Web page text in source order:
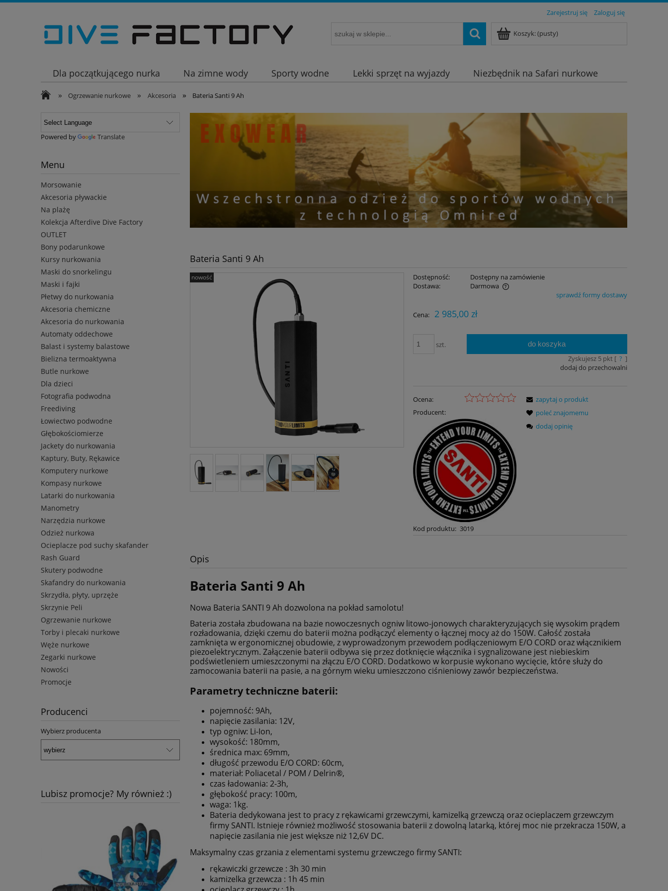
Zarejestruj się Zaloguj się
Koszyk:(pusty)
Dla początkującego nurka Na zimne wody Sporty wodne Lekki sprzęt na wyjazdy
Niezbędnik na Safari nurkowe
Wakacje
» Ogrzewanie nurkowe » Akcesoria » Bateria Santi 9 Ah
Powered by Translate
Menu
Morsowanie
Akcesoria pływackie
Na plażę
Kolekcja Afterdive Dive Factory
OUTLET
Bony podarunkowe
Kursy nurkowania
Maski do snorkelingu
Maski i fajki
Płetwy do nurkowania
Akcesoria chemiczne
Akcesoria do nurkowania
Automaty oddechowe
Balast i systemy balastowe
Bielizna termoaktywna
Butle nurkowe
Dla dzieci
Fotografia podwodna
Freediving
Łowiectwo podwodne
Głębokościomierze
Jackety do nurkowania
Kaptury, Buty, Rękawice
Komputery nurkowe
Kompasy nurkowe
Latarki do nurkowania
Manometry
Narzędzia nurkowe
Odzież nurkowa
Ocieplacze pod suchy skafander
Rash Guard
Skutery podwodne
Skafandry do nurkowania
Skrzydła, płyty, uprzęże
Skrzynie Peli
Ogrzewanie nurkowe
Torby i plecaki nurkowe
Węże nurkowe
Zegarki nurkowe
Nowości
Promocje
Producenci
Wybierz producenta
Lubisz promocje? My również :)
Bateria Santi 9 Ah
nowość Dostępność:
Dostępny na zamówienie
Dostawa:
Darmowa
sprawdź formy dostawy
Cena: 2 985,00 zł
szt. do koszyka
Zyskujesz 5pkt [ ? ]
dodaj do przechowalni
Ocena:
Producent:
Kod produktu: 3019
zapytaj o produkt
poleć znajomemu
dodaj opinię
Opis
Bateria Santi 9 Ah
Nowa Bateria SANTI 9 Ah dozwolona na pokład samolotu!
Bateria została zbudowana na bazie nowoczesnych ogniw litowo-jonowych charakteryzujących się wysokim prądem
rozładowania, dzięki czemu do baterii można podłączyć elementy o łącznej mocy aż do 150W. Całość została
zamknięta w ergonomicznej obudowie, z wyprowadzonym przewodem podłączeniowym E/O CORD oraz włącznikiem
piezoelektrycznym. Załączenie baterii odbywa się przez dotknięcie włącznika i sygnalizowane jest niebieskim
podświetleniem umieszczonymi na złączu E/O CORD. Dodatkowo w korpusie wykonano wycięcie, które służy do
zamocowania baterii na pasie, a na górnym wieku umieszczono ciśnieniowy zawór bezpieczeństwa.
Parametry techniczne baterii:
pojemność: 9Ah,
napięcie zasilania: 12V,
typ ogniw: Li-Ion,
wysokość: 180mm,
średnica max: 69mm,
długość przewodu E/O CORD: 60cm,
materiał: Poliacetal / POM / Delrin®,
czas ładowania: 2-3h,
głębokość pracy: 100m,
waga: 1kg.
Bateria dedykowana jest to pracy z rękawicami grzewczymi, kamizelką grzewczą oraz ocieplaczem grzewczym
firmy SANTI. Istnieje również możliwość stosowania baterii z dowolną latarką, której moc nie przekracza 150W, a
napięcie zasilania nie jest większe niż 12,6V DC.
Maksymalny czas grzania z elementami systemu grzewczego firmy SANTI:
rękawiczki grzewcze : 3h 30 min
kamizelka grzewcza : 1h 45 min